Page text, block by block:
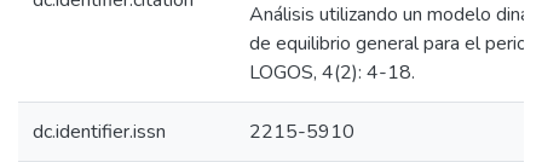
Análisis utilizando un modelo
de equilibrio general para el
LOGOS, 4(2): 4-18.
dc.identifier.issn 2215-5910